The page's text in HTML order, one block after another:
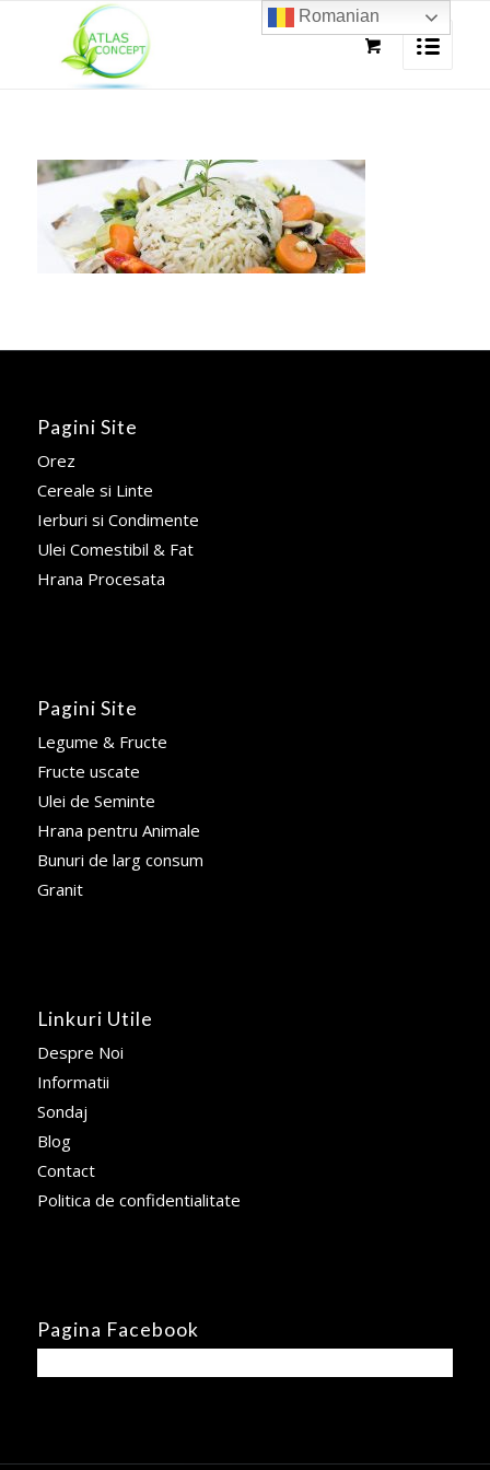
Pagini Site
Orez
Cereale si Linte
Ierburi si Condimente
Ulei Comestibil & Fat
Hrana Procesata
Pagini Site
Legume & Fructe
Fructe uscate
Ulei de Seminte
Hrana pentru Animale
Bunuri de larg consum
Granit
Linkuri Utile
Despre Noi
Informatii
Sondaj
Blog
Contact
Politica de confidentialitate
Pagina Facebook
Romanian